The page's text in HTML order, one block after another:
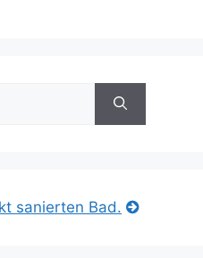
sanierten Bad.